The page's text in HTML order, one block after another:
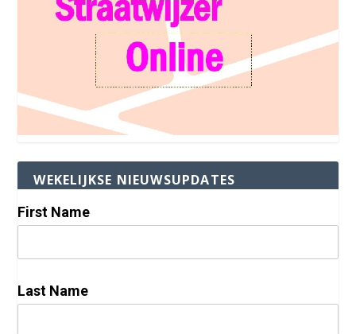
WEKELIJKSE NIEUWSUPDATES
First Name
Last Name